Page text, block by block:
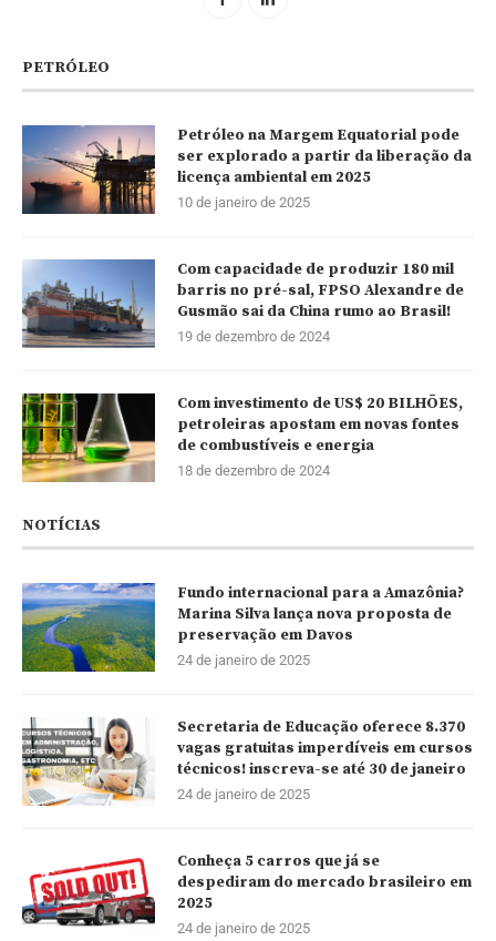
PETRÓLEO
Petróleo na Margem Equatorial pode
ser explorado a partir da liberação da
licença ambiental em 2025
10 de janeiro de 2025
Com capacidade de produzir 180 mil
barris no pré-sal, FPSO Alexandre de
Gusmão sai da China rumo ao Brasil!
19 de dezembro de 2024
Com investimento de US$ 20 BILHÕES,
petroleiras apostam em novas fontes
de combustíveis e energia
18 de dezembro de 2024
NOTÍCIAS
Fundo internacional para a Amazônia?
Marina Silva lança nova proposta de
preservação em Davos
24 de janeiro de 2025
Secretaria de Educação oferece 8.370
vagas gratuitas imperdíveis em cursos
técnicos! inscreva-se até 30 de janeiro
24 de janeiro de 2025
Conheça 5 carros que já se
despediram do mercado brasileiro em
2025
24 de janeiro de 2025